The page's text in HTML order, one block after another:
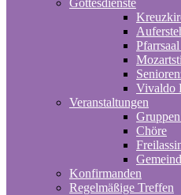
Gottesdienste
Vivaldo
Veranstaltungen
Chöre
Konfirmanden
Regelmäßige Treffen